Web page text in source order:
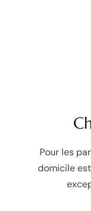
Pour les
domicile